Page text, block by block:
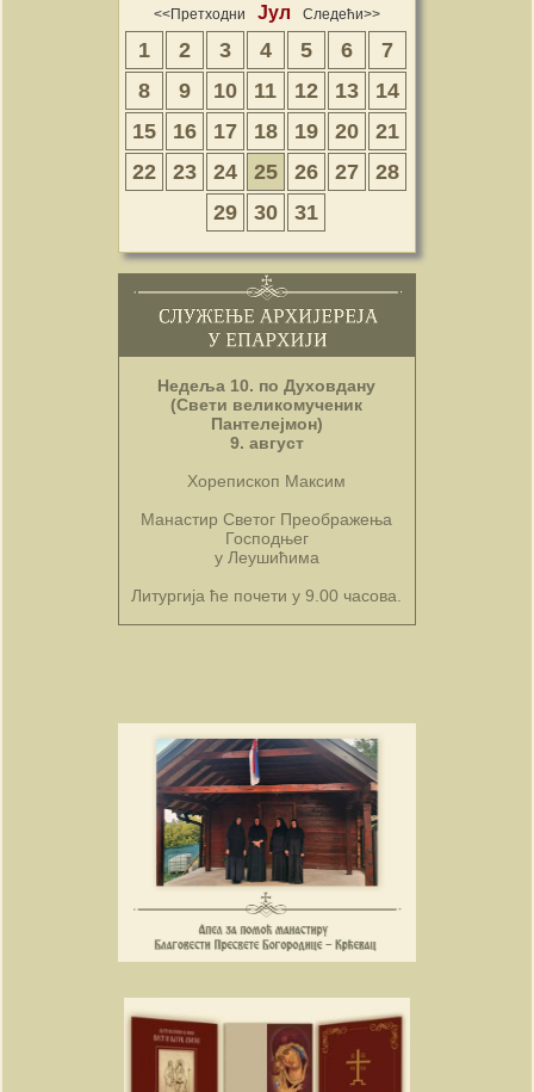
<<Претходни Јул Следећи>>
1 2 3 4 5 6
7
8
9 10 11 12 13
14
15
16 17 18 19 20
21
22
23 24 25 26 27
28
29
30 31
Недеља 10. по Духовдану
(Свети великомученик
Пантелејмон)
9. август
Хорепископ Максим
Манастир Светог Преображења
Господњег
у Леушићима
Литургија ће почети у 9.00 часова.